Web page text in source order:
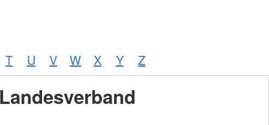
T U V W X Y Z
Landesverband